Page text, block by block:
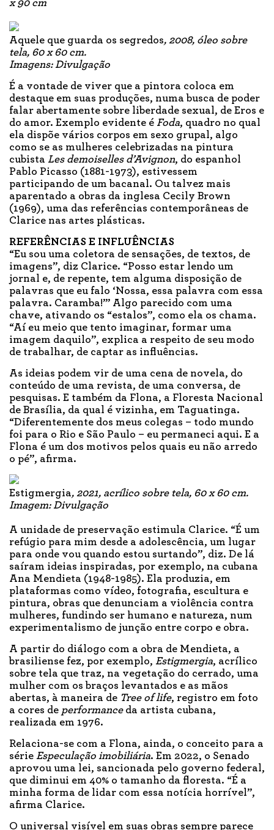
x 90 cm
Aquele que guarda os segredos, 2008, óleo sobre
tela, 60 x 60 cm.
Imagens: Divulgação
É a vontade de viver que a pintora coloca em
destaque em suas produções, numa busca de poder
falar abertamente sobre liberdade sexual, de Eros e
do amor. Exemplo evidente é Foda, quadro no qual
ela dispõe vários corpos em sexo grupal, algo
como se as mulheres celebrizadas na pintura
cubista Les demoiselles d’Avignon, do espanhol
Pablo Picasso (1881-1973), estivessem
participando de um bacanal. Ou talvez mais
aparentado a obras da inglesa Cecily Brown
(1969), uma das referências contemporâneas de
Clarice nas artes plásticas.
REFERÊNCIAS E INFLUÊNCIAS
“Eu sou uma coletora de sensações, de textos, de
imagens”, diz Clarice. “Posso estar lendo um
jornal e, de repente, tem alguma disposição de
palavras que eu falo ‘Nossa, essa palavra com essa
palavra. Caramba!’” Algo parecido com uma
chave, ativando os “estalos”, como ela os chama.
“Aí eu meio que tento imaginar, formar uma
imagem daquilo”, explica a respeito de seu modo
de trabalhar, de captar as influências.
As ideias podem vir de uma cena de novela, do
conteúdo de uma revista, de uma conversa, de
pesquisas. E também da Flona, a Floresta Nacional
de Brasília, da qual é vizinha, em Taguatinga.
“Diferentemente dos meus colegas – todo mundo
foi para o Rio e São Paulo – eu permaneci aqui. E a
Flona é um dos motivos pelos quais eu não arredo
o pé”, afirma.
Estigmergia, 2021, acrílico sobre tela, 60 x 60 cm.
Imagem: Divulgação
A unidade de preservação estimula Clarice. “É um
refúgio para mim desde a adolescência, um lugar
para onde vou quando estou surtando”, diz. De lá
saíram ideias inspiradas, por exemplo, na cubana
Ana Mendieta (1948-1985). Ela produzia, em
plataformas como vídeo, fotografia, escultura e
pintura, obras que denunciam a violência contra
mulheres, fundindo ser humano e natureza, num
experimentalismo de junção entre corpo e obra.
A partir do diálogo com a obra de Mendieta, a
brasiliense fez, por exemplo, Estigmergia, acrílico
sobre tela que traz, na vegetação do cerrado, uma
mulher com os braços levantados e as mãos
abertas, à maneira de Tree of life, registro em foto
a cores de performanceda artista cubana,
realizada em 1976.
Relaciona-se com a Flona, ainda, o conceito para a
série Especulação imobiliária. Em 2022, o Senado
aprovou uma lei, sancionada pelo governo federal,
que diminui em 40% o tamanho da floresta. “É a
minha forma de lidar com essa notícia horrível”,
afirma Clarice.
O universal visível em suas obras sempre parece